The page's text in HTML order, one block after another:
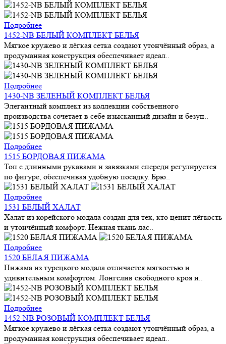
Подробнее
1452-NB БЕЛЫЙ КОМПЛЕКТ БЕЛЬЯ
Мягкое кружево и лёгкая сетка создают утончённый образ, а
продуманная конструкция обеспечивает идеал..
Подробнее
1430-NB ЗЕЛЕНЫЙ КОМПЛЕКТ БЕЛЬЯ
Элегантный комплект из коллекции собственного
производства сочетает в себе изысканный дизайн и безуп..
Подробнее
1515 БОРДОВАЯ ПИЖАМА
Топ с длинными рукавами и завязками спереди регулируется
по фигуре, обеспечивая удобную посадку. Брю..
Подробнее
1531 БЕЛЫЙ ХАЛАТ
Халат из корейского модала создан для тех, кто ценит лёгкость
и утончённый комфорт. Нежная ткань лас..
Подробнее
1520 БЕЛАЯ ПИЖАМА
Пижама из турецкого модала отличается мягкостью и
удивительным комфортом. Лонгслив свободного кроя и..
Подробнее
1452-NB РОЗОВЫЙ КОМПЛЕКТ БЕЛЬЯ
Мягкое кружево и лёгкая сетка создают утончённый образ, а
продуманная конструкция обеспечивает идеал..